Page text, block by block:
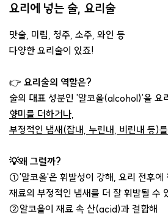
요리에 넣는 술, 요리술
맛술, 미림, 청주, 소주, 와인 등
다양한 요리술이 있죠!
👉 요리술의 역할은?
술의 대표 성분인 '알코올(alcohol)'을 요
향미를 더하거나,
부정적인 냄새(잡내, 누린내, 비린내 등)
💡왜 그럴까?
①'알코올'은 휘발성이 강해, 요리 전후에
재료의 부정적인 냄새를 더 잘 휘발될 수
②알코올이 재료 속 산(acid)과 결합해